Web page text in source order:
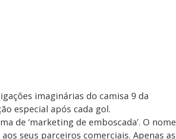
imaginárias do camisa 9 da
especial após cada gol.
de ‘marketing de emboscada’. O nome
seus parceiros comerciais. Apenas as